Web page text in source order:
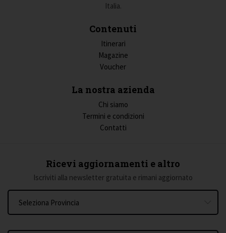
Italia.
Contenuti
Itinerari
Magazine
Voucher
La nostra azienda
Chi siamo
Termini e condizioni
Contatti
Ricevi aggiornamenti e altro
Iscriviti alla newsletter gratuita e rimani aggiornato